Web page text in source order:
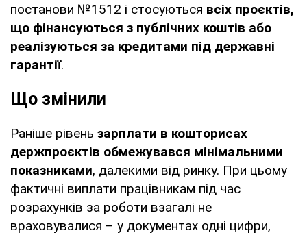
постанови №1512 і стосуються всіх проєктів,
що фінансуються з публічних коштів або
реалізуються за кредитами під державні
гарантії.
Що змінили
Раніше рівень зарплати в кошторисах
держпроєктів обмежувався мінімальними
показниками, далекими від ринку. При цьому
фактичні виплати працівникам під час
розрахунків за роботи взагалі не
враховувалися – у документах одні цифри,